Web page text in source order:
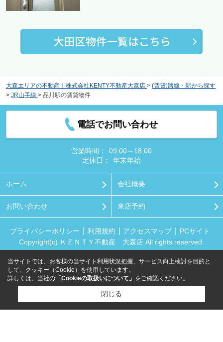
大森エリアの不動産｜株式会社KENTY不動産大森店 > (賃貸)路線・駅から探す
> JR山手線 > 品川駅の賃貸物件
電話でお問い合わせ
営業時間：
09:00～18:00
定休日：
年末年始
ホーム 会社概要
お問い合わせ 来店予約
プライバシーポリシー 利用規約 アクセスマップ
PCサイト
Copyright(c) ＫＥＮＴＹ不動産 大森店 All rights reserved.
当サイトでは、お客様の当サイト利用状況把握、サービス向上検討を目的と
して、クッキー（Cookie）を使用しています。
詳しくは、当社の 「Cookieの取扱いについて」 をご確認ください。
閉じる